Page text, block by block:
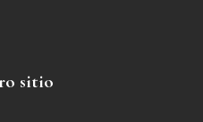
sitio